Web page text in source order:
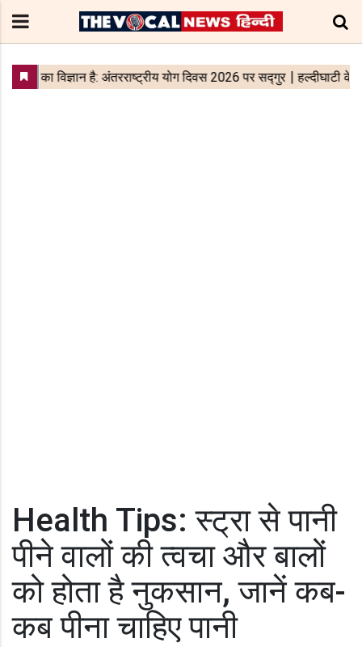
Health Tips: स्ट्रा से पानी
पीने वालों की त्वचा और बालों
को होता है नुकसान, जानें कब-
कब पीना चाहिए पानी